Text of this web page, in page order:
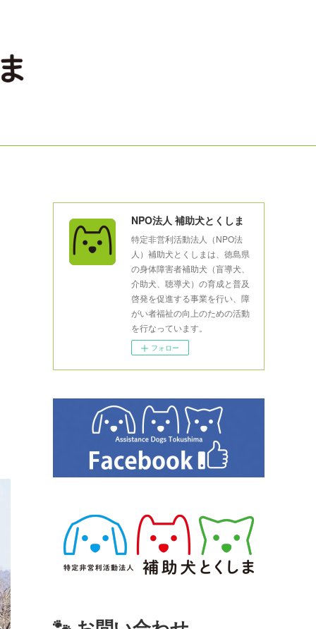
NPO法人 補助犬とくしま
特定非営利活動法人（NPO法
人）補助犬とくしまは、徳島県
の身体障害者補助犬（盲導犬、
介助犬、聴導犬）の育成と普及
啓発を促進する事業を行い、障
がい者福祉の向上のための活動
を行なっています。
フォロー